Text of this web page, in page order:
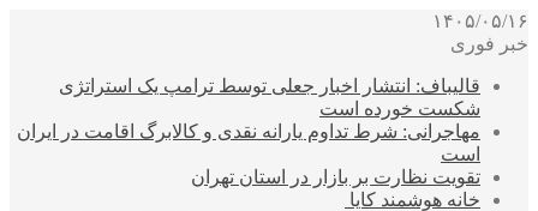
۱۴۰۵/۰۵/۱۶
خبر فوری
قالیباف: انتشار اخبار جعلی توسط ترامپ یک استراتژی
شکست خورده است
مهاجرانی: شرط تداوم یارانه نقدی و کالابرگ اقامت در ایران
است
تقویت نظارت بر بازار در استان تهران
خانه هوشمند کایا